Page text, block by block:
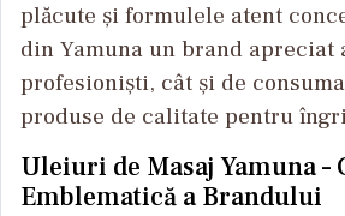
plăcute și formulele atent
din Yamuna un brand apreciat
profesioniști, cât și de
produse de calitate pentru
Uleiuri de Masaj Yamuna –
Emblematică a Brandului